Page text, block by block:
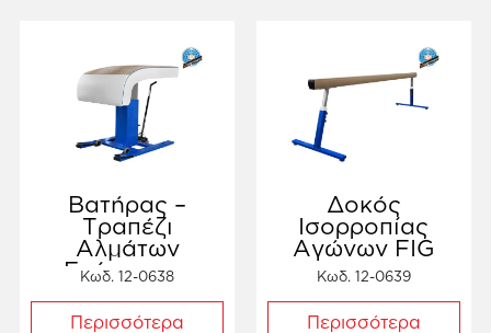
Βατήρας –
Τραπέζι
Αλμάτων
Ενόργανης
Κωδ. 12-0638
Περισσότερα
Δοκός
Ισορροπίας
Αγώνων FIG
Κωδ. 12-0639
Περισσότερα